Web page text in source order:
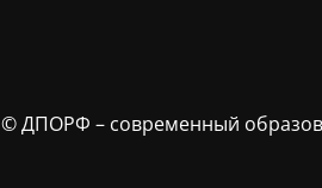
© ДПОРФ – современный